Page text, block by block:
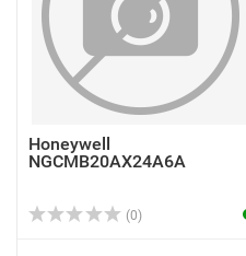
Honeywell
NGCMB20AX24A6A
(0)